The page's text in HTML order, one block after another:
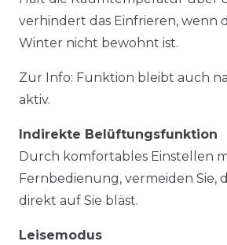
verhindert das Einfrieren, wenn
Winter nicht bewohnt ist.
Zur Info: Funktion bleibt auch
aktiv.
Indirekte Belüftungsfunktion
Durch komfortables Einstellen
Fernbedienung, vermeiden Sie,
direkt auf Sie bläst.
Leisemodus